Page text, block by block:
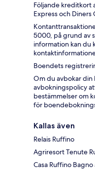
Följande kreditkort
Express och Diners
5000, på grund av
information kan du
Boendets
Om du avbokar
avbokningspolicy
bestämmelser om
för
Kallas även
Relais Ruffino
Agriresort Tenute
Casa Ruffino Bagno